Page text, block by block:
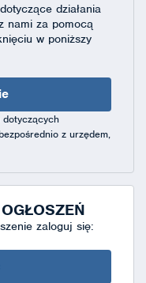
działania
nami za pomocą
w poniższy
z urzędem,
zaloguj się: